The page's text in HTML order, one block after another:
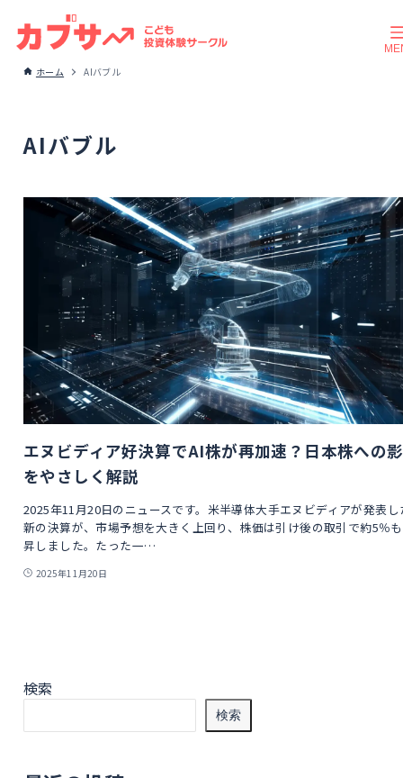
ホーム AIバブル
AIバブル
エヌビディア好決算でAI株が再加速？日本株への
をやさしく解説
2025年11月20日のニュースです。米半導体大手エヌビディアが発表し
新の決算が、市場予想を大きく上回り、株価は引け後の取引で約5％
昇しました。たった一…
2025年11月20日
検索
検索